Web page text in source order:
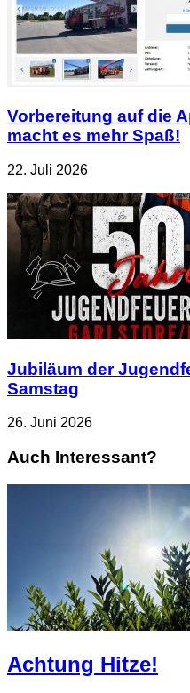
Vorbereitung auf die
macht es mehr Spaß!
22. Juli 2026
Jubiläum der
Samstag
26. Juni 2026
Auch Interessant?
Achtung Hitze!